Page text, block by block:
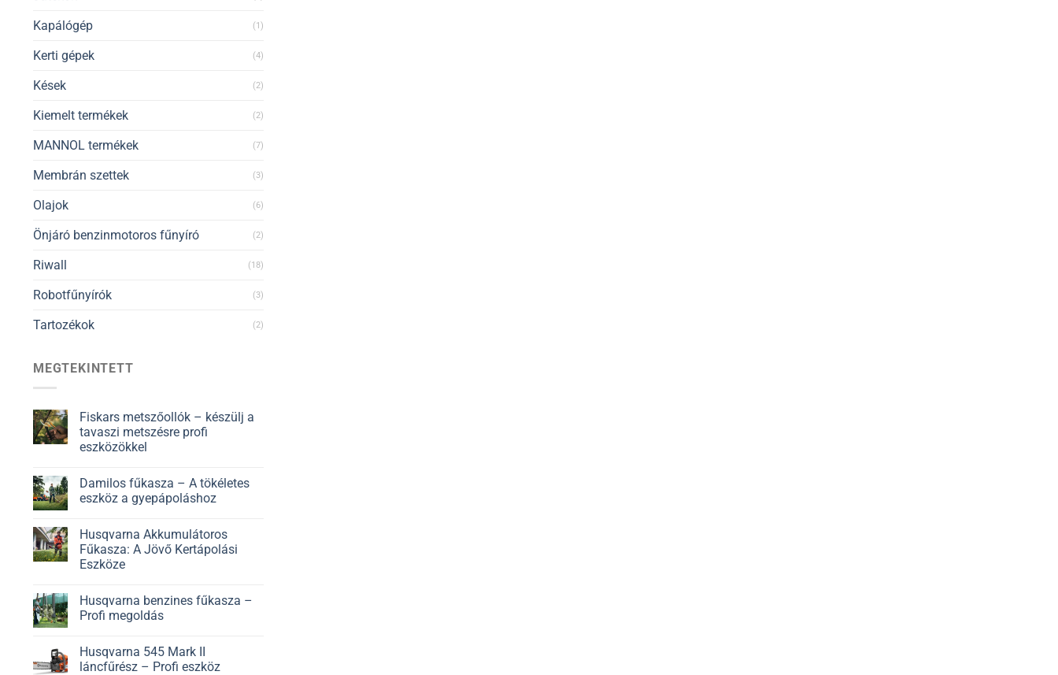
Kapálógép (1)
Kerti gépek (4)
Kések (2)
Kiemelt termékek (2)
MANNOL termékek (7)
Membrán szettek (3)
Olajok (6)
Önjáró benzinmotoros fűnyíró (2)
Riwall (18)
Robotfűnyírók (3)
Tartozékok (2)
MEGTEKINTETT
Fiskars metszőollók – készülj a
tavaszi metszésre profi
eszközökkel
Damilos fűkasza – A tökéletes
eszköz a gyepápoláshoz
Husqvarna Akkumulátoros
Fűkasza: A Jövő Kertápolási
Eszköze
Husqvarna benzines fűkasza –
Profi megoldás
Husqvarna 545 Mark II
láncfűrész – Profi eszköz